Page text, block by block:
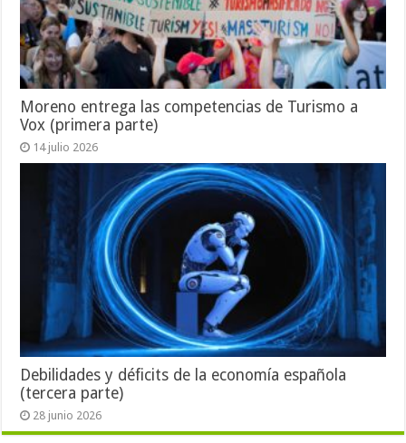
Moreno entrega las competencias de Turismo a
Vox (primera parte)
14 julio 2026
Debilidades y déficits de la economía española
(tercera parte)
28 junio 2026